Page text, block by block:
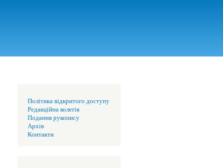
Політика відкритого доступу
Редакційна колегія
Подання рукопису
Архів
Контакти